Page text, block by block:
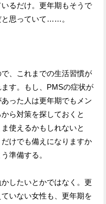
るだけ。更年期もそうで
と思っていて……。
、これまでの生活習慣が
す。もし、PMSの症状が
った人は更年期でもメン
ら対策を探しておくと
使えるかもしれないと
けでも備えになりますか
準備する。
したいとかではなく。更
いない女性も、更年期を